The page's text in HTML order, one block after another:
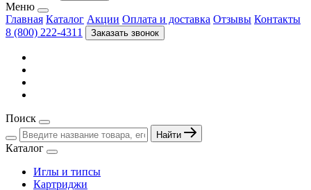
Меню
Главная Каталог Акции Оплата и доставка Отзывы Контакты
8 (800) 222-4311
Заказать звонок
Поиск
Найти
Каталог
Иглы и типсы
Картриджи